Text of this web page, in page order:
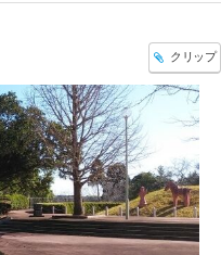
クリップ